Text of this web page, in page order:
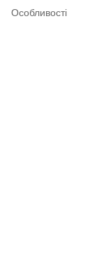
Особливості